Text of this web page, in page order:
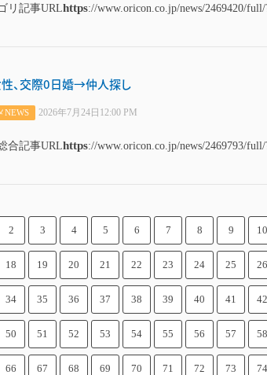
リ記事URLhttps://www.oricon.co.jp/news/2469420/full/
、交際0日婚→仲人探し
NEWS 2026年7月24日12:00 PM
合記事URLhttps://www.oricon.co.jp/news/2469793/full/
2 3 4 5 6 7 8 9 10
18 19 20 21 22 23 24 25 26
34 35 36 37 38 39 40 41 42
50 51 52 53 54 55 56 57 58
66 67 68 69 70 71 72 73 74